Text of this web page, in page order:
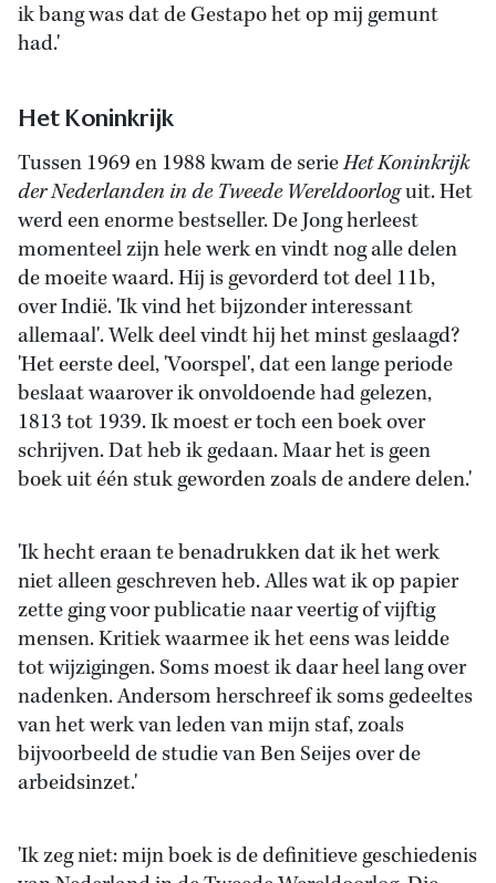
ik bang was dat de Gestapo het op mij gemunt
had.'
Het Koninkrijk
Tussen 1969 en 1988 kwam de serieHet Koninkrijk
der Nederlanden in de Tweede Wereldoorloguit. Het
werd een enorme bestseller. De Jong herleest
momenteel zijn hele werk en vindt nog alle delen
de moeite waard. Hij is gevorderd tot deel 11b,
over Indië. 'Ik vind het bijzonder interessant
allemaal'. Welk deel vindt hij het minst geslaagd?
'Het eerste deel, 'Voorspel', dat een lange periode
beslaat waarover ik onvoldoende had gelezen,
1813 tot 1939. Ik moest er toch een boek over
schrijven. Dat heb ik gedaan. Maar het is geen
boek uit één stuk geworden zoals de andere delen.'
'Ik hecht eraan te benadrukken dat ik het werk
niet alleen geschreven heb. Alles wat ik op papier
zette ging voor publicatie naar veertig of vijftig
mensen. Kritiek waarmee ik het eens was leidde
tot wijzigingen. Soms moest ik daar heel lang over
nadenken. Andersom herschreef ik soms gedeeltes
van het werk van leden van mijn staf, zoals
bijvoorbeeld de studie van Ben Seijes over de
arbeidsinzet.'
'Ik zeg niet: mijn boek is de definitieve geschiedenis